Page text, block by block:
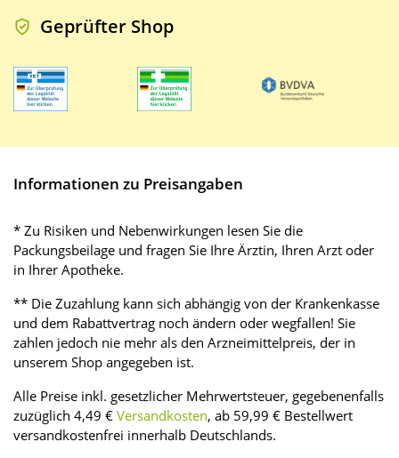
Geprüfter Shop
Informationen zu Preisangaben
* Zu Risiken und Nebenwirkungen lesen Sie die
Packungsbeilage und fragen Sie Ihre Ärztin, Ihren Arzt oder
in Ihrer Apotheke.
** Die Zuzahlung kann sich abhängig von der Krankenkasse
und dem Rabattvertrag noch ändern oder wegfallen! Sie
zahlen jedoch nie mehr als den Arzneimittelpreis, der in
unserem Shop angegeben ist.
Alle Preise inkl. gesetzlicher Mehrwertsteuer, gegebenenfalls
zuzüglich 4,49 € Versandkosten, ab 59,99 € Bestellwert
versandkostenfrei innerhalb Deutschlands.